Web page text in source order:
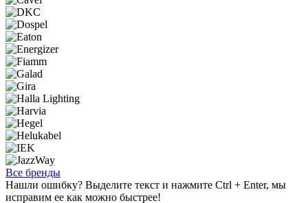
Все бренды
Нашли ошибку? Выделите текст и нажмите Ctrl + Enter, мы
исправим ее как можно быстрее!